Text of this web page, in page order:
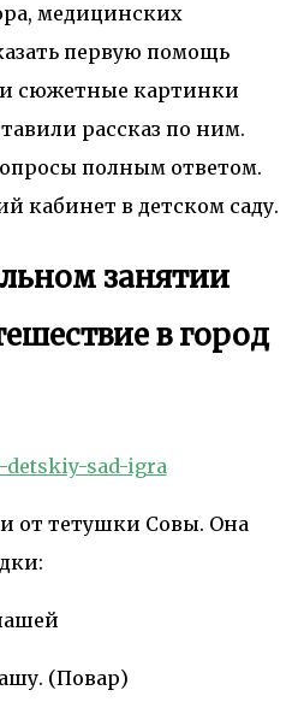
медицинских
первую помощь
сюжетные картинки
рассказ по ним.
полным ответом.
кабинет в детском саду.
занятии
в город
от тетушки Совы. Она
(Повар)